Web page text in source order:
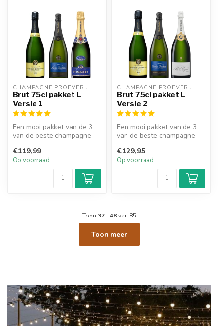
CHAMPAGNE PROEVERIJ
Brut 75cl pakket L
Versie 1
Een mooi pakket van de 3
van de beste champagne
verschillen...
€119,99
Op voorraad
CHAMPAGNE PROEVERIJ
Brut 75cl pakket L
Versie 2
Een mooi pakket van de 3
van de beste champagne
verschillen...
€129,95
Op voorraad
Toon 37-48van 85
Toon meer